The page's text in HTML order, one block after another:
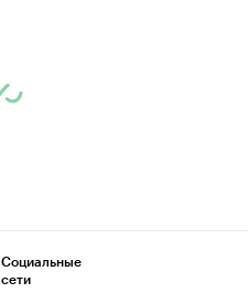
Социальные
сети